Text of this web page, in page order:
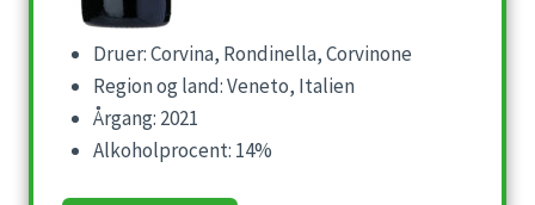
Druer: Corvina, Rondinella, Corvinone
Region og land: Veneto, Italien
Årgang: 2021
Alkoholprocent: 14%